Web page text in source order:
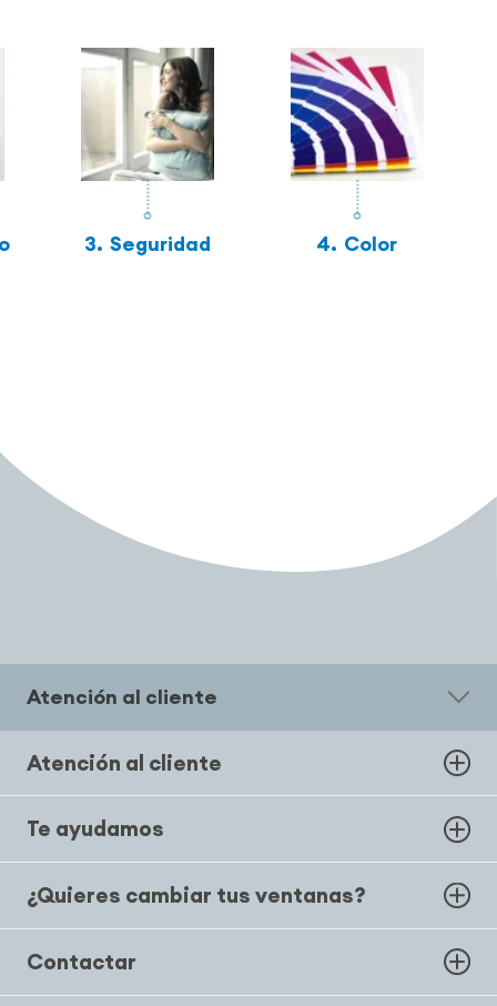
3. Seguridad 4. Color
Atención al cliente
Atención al cliente
Te ayudamos
¿Quieres cambiar tus ventanas?
Contactar